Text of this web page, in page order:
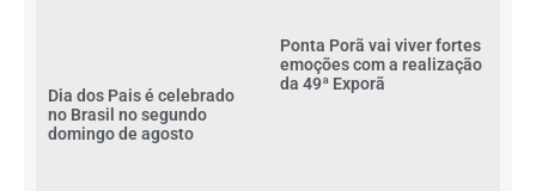
Dia dos Pais é celebrado
no Brasil no segundo
domingo de agosto
Ponta Porã vai viver fortes
emoções com a realização
da 49ª Exporã